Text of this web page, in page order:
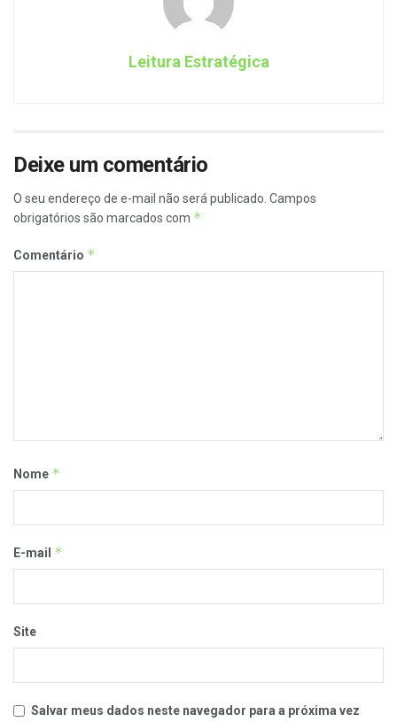
Leitura Estratégica
Deixe um comentário
O seu endereço de e-mail não será publicado. Campos
obrigatórios são marcados com *
Comentário *
Nome *
E-mail *
Site
Salvar meus dados neste navegador para a próxima vez